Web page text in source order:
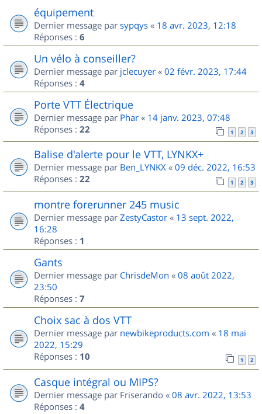
équipement
Dernier message par sypqys « 18 avr. 2023, 12:18
Réponses : 6
Un vélo à conseiller?
Dernier message par jclecuyer « 02 févr. 2023, 17:44
Réponses : 4
Porte VTT Électrique
Dernier message par Phar « 14 janv. 2023, 07:48
Réponses : 22 1 2 3
Balise d'alerte pour le VTT, LYNKX+
Dernier message par Ben_LYNKX « 09 déc. 2022, 16:53
Réponses : 22 1 2 3
montre forerunner 245 music
Dernier message par ZestyCastor « 13 sept. 2022,
16:28
Réponses : 1
Gants
Dernier message par ChrisdeMon « 08 août 2022,
23:50
Réponses : 7
Choix sac à dos VTT
Dernier message par newbikeproducts.com « 18 mai
2022, 15:29
Réponses : 10 1 2
Casque intégral ou MIPS?
Dernier message par Friserando « 08 avr. 2022, 13:53
Réponses : 4